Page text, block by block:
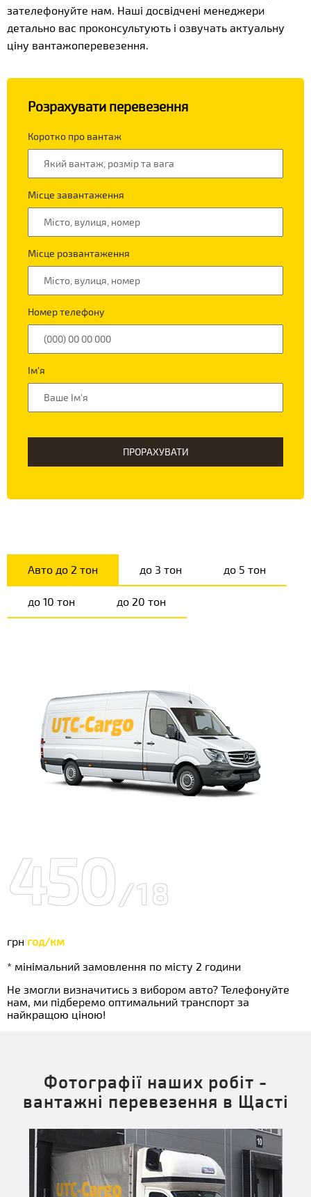
зателефонуйте нам. Наші досвідчені менеджери
детально вас проконсультують і озвучать актуальну
ціну вантажоперевезення.
Розрахувати перевезення
Коротко про вантаж
Місце завантаження
Місце розвантаження
Номер телефону
Ім'я
ПРОРАХУВАТИ
Авто до 2 тон до 3 тон до 5 тон
до 10 тон до 20 тон
450/18
грн год/км
* мінімальний замовлення по місту 2 години
Не змогли визначитись з вибором авто? Телефонуйте
нам, ми підберемо оптимальний транспорт за
найкращою ціною!
Фотографії наших робіт -
вантажні перевезення в Щасті